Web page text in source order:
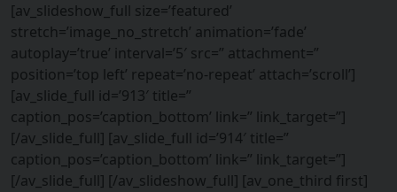
[av_slideshow_full size=’featured’
stretch=’image_no_stretch’ animation=’fade’
autoplay=’true’ interval=’5′ src=” attachment=”
position=’top left’ repeat=’no-repeat’ attach=’scroll’]
[av_slide_full id=’913′ title=”
caption_pos=’caption_bottom’ link=” link_target=”]
[/av_slide_full] [av_slide_full id=’914′ title=”
caption_pos=’caption_bottom’ link=” link_target=”]
[/av_slide_full] [/av_slideshow_full] [av_one_third first]